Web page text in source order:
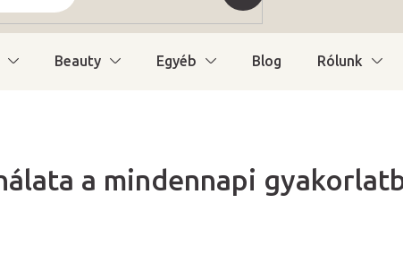
Beauty Egyéb Blog Rólunk
a mindennapi